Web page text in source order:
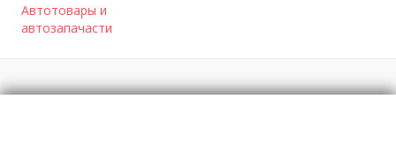
Автотовары и
автозапачасти